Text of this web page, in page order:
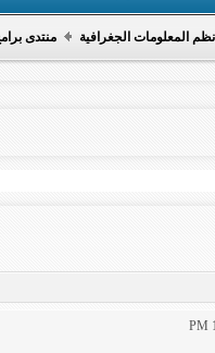
المعلومات الجغرافية منتدى